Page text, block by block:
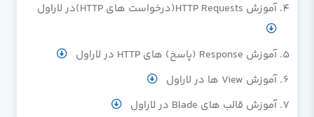
آموزش HTTP Requests(درخواست های HTTP)در لاراول
آموزش Response (پاسخ) های HTTP در لاراول
آموزش View ها در لاراول
آموزش قالب های Blade در لاراول